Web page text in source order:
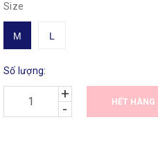
Size
M L
Số lượng:
+
-
HẾT HÀNG